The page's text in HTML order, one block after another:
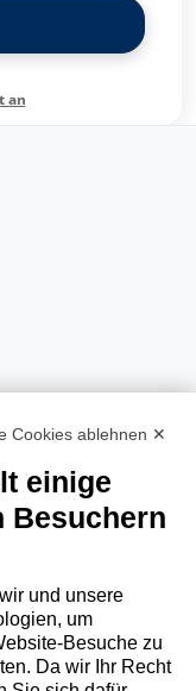
an
Cookies ablehnen ✕
einige
Besuchern
und unsere
um
Besuche zu
Da wir Ihr Recht